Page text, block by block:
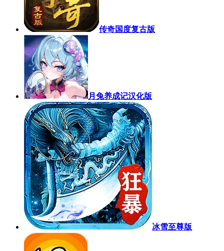
传奇国度复古版
月兔养成记汉化版
冰雪至尊版